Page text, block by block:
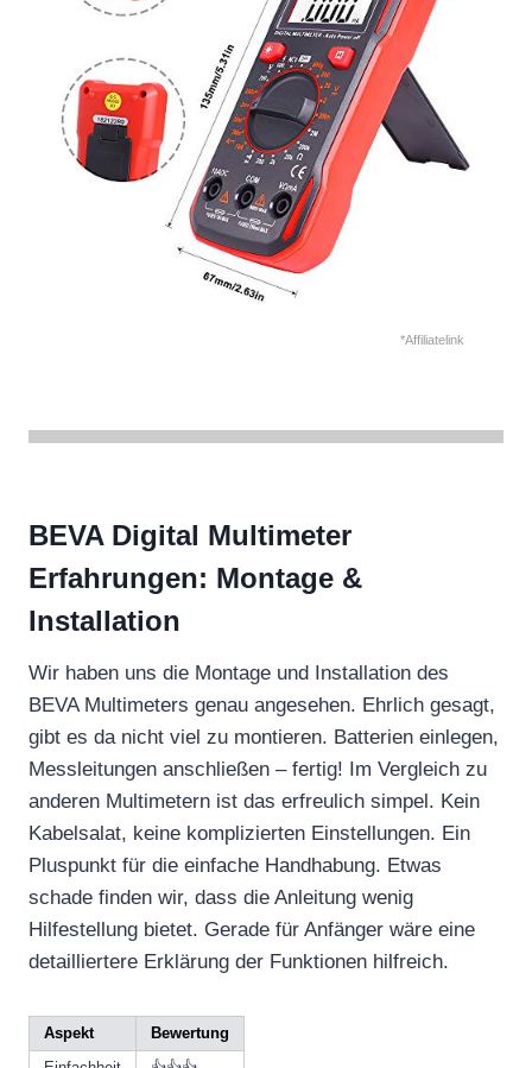
*Affiliatelink
BEVA Digital Multimeter
Erfahrungen: Montage &
Installation
Wir haben uns die Montage und Installation des
BEVA Multimeters genau angesehen. Ehrlich gesagt,
gibt es da nicht viel zu montieren. Batterien einlegen,
Messleitungen anschließen – fertig! Im Vergleich zu
anderen Multimetern ist das erfreulich simpel. Kein
Kabelsalat, keine komplizierten Einstellungen. Ein
Pluspunkt für die einfache Handhabung. Etwas
schade finden wir, dass die Anleitung wenig
Hilfestellung bietet. Gerade für Anfänger wäre eine
detailliertere Erklärung der Funktionen hilfreich.
Aspekt
Bewertung